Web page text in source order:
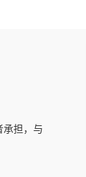
承担，与